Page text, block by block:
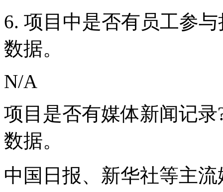
6. 项目中是否有员工参
数据。
N/A
项目是否有媒体新闻记
数据。
中国日报、新华社等主